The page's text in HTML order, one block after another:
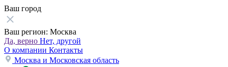
Ваш город
Ваш регион: Москва
Да, верно Нет, другой
О компании Контакты
Москва и Московская область